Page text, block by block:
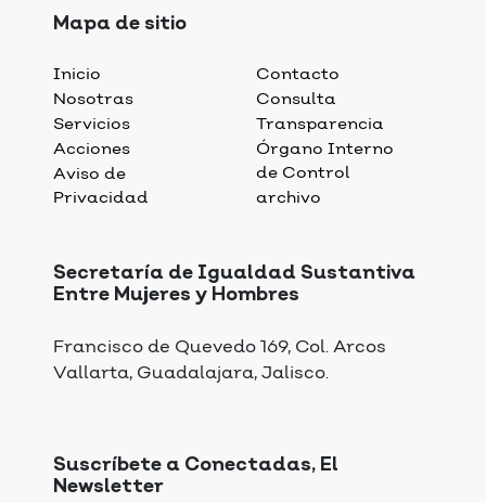
Mapa de sitio
Inicio
Nosotras
Servicios
Acciones
Aviso de
Privacidad
Contacto
Consulta
Transparencia
Órgano Interno
de Control
archivo
Secretaría de Igualdad Sustantiva
Entre Mujeres y Hombres
Francisco de Quevedo 169, Col. Arcos
Vallarta, Guadalajara, Jalisco.
Suscríbete a Conectadas, El
Newsletter